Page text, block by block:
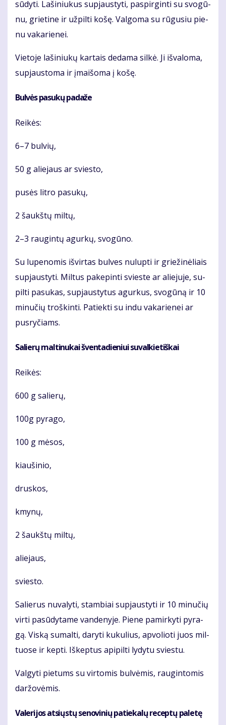
sū­dy­ti. La­ši­niu­kus su­pjaus­ty­ti, pa­spir­gin­ti su svo­gū­
nu, grie­ti­ne ir už­pil­ti ko­šę. Val­go­ma su rū­gu­siu pie­
nu va­ka­rie­nei.
Vie­to­je la­ši­niu­kų kar­tais de­da­ma sil­kė. Ji iš­va­lo­ma,
su­pjaus­to­ma ir įmai­šo­ma į ko­šę.
Bul­vės pa­su­kų pa­da­že
Rei­kės:
6–7 bul­vių,
50 g alie­jaus ar svies­to,
pu­sės lit­ro pa­su­kų,
2 šaukš­tų mil­tų,
2–3 rau­gin­tų agur­kų, svo­gū­no.
Su lu­pe­no­mis iš­vir­tas bul­ves nu­lup­ti ir grie­ži­nė­liais
su­pjaus­ty­ti. Mil­tus pa­ke­pin­ti svies­te ar alie­ju­je, su­
pil­ti pa­su­kas, su­pjaus­ty­tus agur­kus, svo­gū­ną ir 10
mi­nu­čių troš­kin­ti. Pa­tiek­ti su in­du va­ka­rie­nei ar
pus­ry­čiams.
Sa­lie­rų mal­ti­nu­kai šven­ta­die­niui su­val­kie­tiš­kai
Rei­kės:
600 g sa­lie­rų,
100g py­ra­go,
100 g mė­sos,
kiau­ši­nio,
drus­kos,
kmy­nų,
2 šaukš­tų mil­tų,
alie­jaus,
svies­to.
Sa­lie­rus nu­va­ly­ti, stam­biai su­pjaus­ty­ti ir 10 mi­nu­čių
vir­ti pa­sū­dy­ta­me van­de­ny­je. Pie­ne pa­mir­ky­ti py­ra­
gą. Vis­ką su­mal­ti, da­ry­ti ku­ku­lius, ap­vo­lio­ti juos mil­
tuo­se ir kep­ti. Iš­kep­tus api­pil­ti ly­dy­tu svies­tu.
Val­gy­ti pie­tums su vir­to­mis bul­vė­mis, rau­gin­to­mis
dar­žo­vė­mis.
Va­le­ri­jos at­siųs­tų se­no­vi­nių pa­tie­ka­lų re­cep­tų pa­le­tę